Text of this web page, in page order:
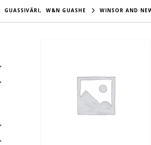
GUASSIVÄRI, W&N GUASHE WINSOR AND